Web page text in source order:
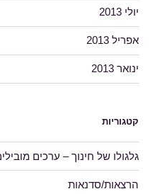
יולי 2013
אפריל 2013
ינואר 2013
קטגוריות
גלגולו של חינוך – ערכים
הרצאות/סדנאות